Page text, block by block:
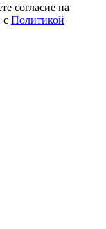
согласие на
с Политикой